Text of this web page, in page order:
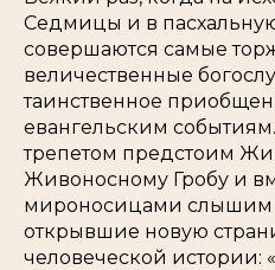
Седмицы и в
совершаются самые
величественные
таинственное
евангельским
трепетом предстоим
Живоносному Гробу и
мироносицами слышим
открывшие новую
человеческой истории: «